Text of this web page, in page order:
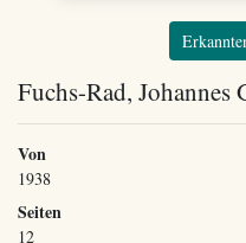
Fuchs-Rad, Johannes
Von
1938
Seiten
12